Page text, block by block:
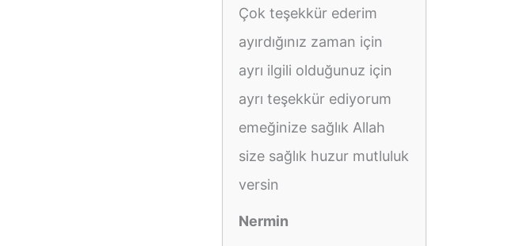
Çok teşekkür ederim
ayırdığınız zaman için
ayrı ilgili olduğunuz için
ayrı teşekkür ediyorum
emeğinize sağlık Allah
size sağlık huzur mutluluk
versin
Nermin